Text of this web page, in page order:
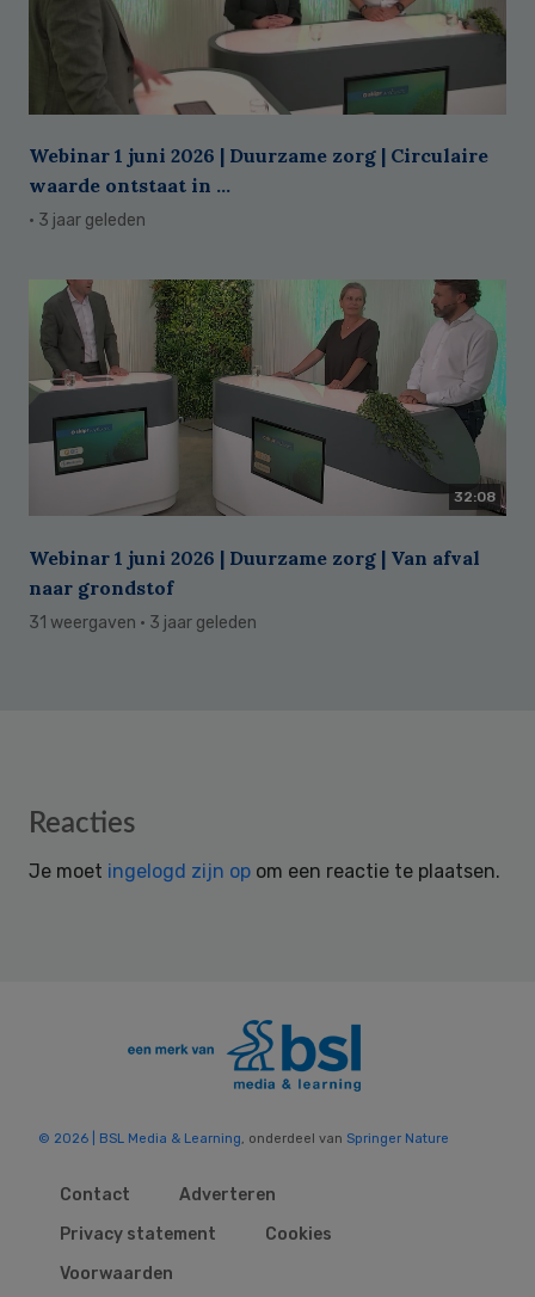
Webinar 1 juni 2026 | Duurzame zorg | Circulaire
waarde ontstaat in ...
· 3 jaar geleden
32:08
Webinar 1 juni 2026 | Duurzame zorg | Van afval
naar grondstof
31 weergaven · 3 jaar geleden
Reader
Reacties
Je moet ingelogd zijn op om een reactie te plaatsen.
© 2026 | BSL Media & Learning, onderdeel van Springer Nature
Contact
Adverteren
Privacy statement
Cookies
Voorwaarden